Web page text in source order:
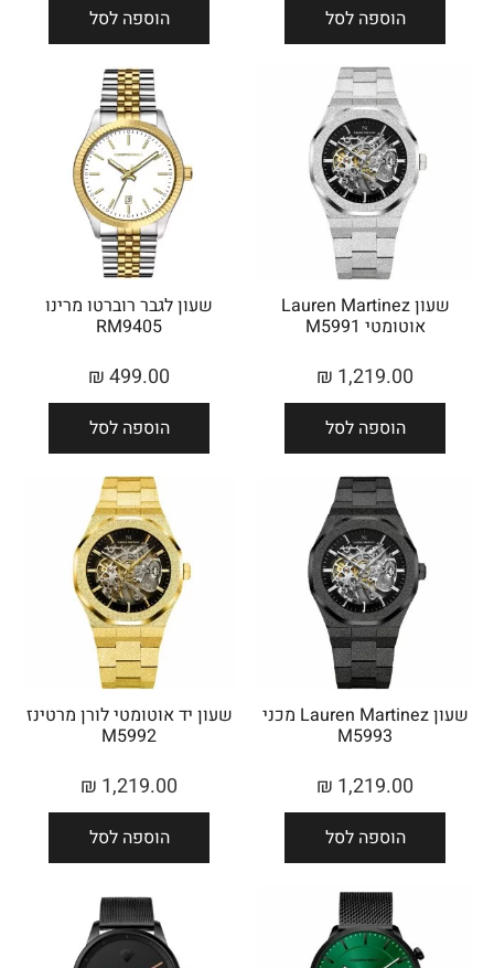
הוספה לסל הוספה לסל
שעון Lauren Martinez
אוטומטי M5991
1,219.00
₪
הוספה לסל
שעון לגבר רוברטו מרינו
RM9405
499.00
₪
הוספה לסל
שעון Lauren Martinez מכני
M5993
1,219.00
₪
הוספה לסל
שעון יד אוטומטי לורן מרטינז
M5992
1,219.00
₪
הוספה לסל